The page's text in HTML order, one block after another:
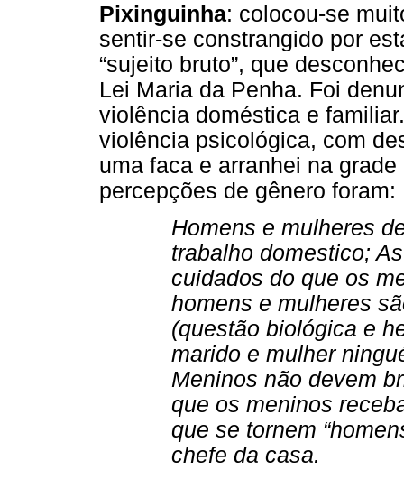
Pixinguinha: colocou-se
sentir-se constrangido por
“sujeito bruto”, que
Lei Maria da Penha. Foi
violência doméstica e
violência psicológica, com
uma faca e arranhei na
percepções de gênero foram:
Homens e mulheres
trabalho domestico;
cuidados do que os
homens e mulheres
(questão biológica e
marido e mulher
Meninos não devem
que os meninos
que se tornem
chefe da casa.